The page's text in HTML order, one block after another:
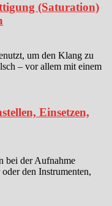
(Saturation)
um den Klang zu
– vor allem mit einem
Einsetzen,
bei der Aufnahme
den Instrumenten,